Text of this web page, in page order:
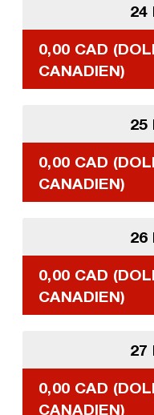
24
0,00 CAD
CANADIEN)
25
0,00 CAD
CANADIEN)
26
0,00 CAD
CANADIEN)
27
0,00 CAD
CANADIEN)